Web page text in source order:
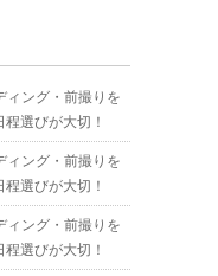
ィング・前撮りを
選びが大切！
ィング・前撮りを
選びが大切！
ィング・前撮りを
選びが大切！